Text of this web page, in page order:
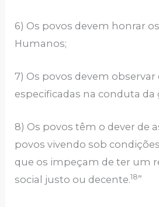
6) Os povos devem honrar
Humanos;
7) Os povos devem
especificadas na conduta da
8) Os povos têm o dever de
povos vivendo sob
que os impeçam de ter um
social justo ou decente.18”